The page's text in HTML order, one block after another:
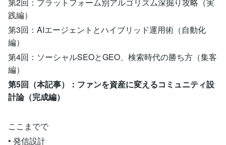
践編）
第3回：AIエージェントとハイブリッド運用術（自動化
編）
第4回：ソーシャルSEOとGEO、検索時代の勝ち方（集客
編）
第5回（本記事）：ファンを資産に変えるコミュニティ設
計論（完成編）
ここまでで
• 発信設計